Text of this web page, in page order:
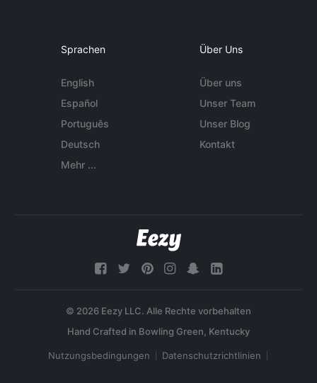
Sprachen
English
Español
Português
Deutsch
Mehr ...
Über Uns
Über uns
Unser Team
Unser Blog
Kontakt
© 2026 Eezy LLC. Alle Rechte vorbehalten
Nutzungsbedingungen Datenschutzrichtlinien